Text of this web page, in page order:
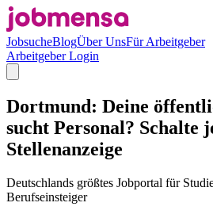
JobsucheBlogÜber UnsFür Arbeitgeber
Arbeitgeber Login
Dortmund: Deine
sucht Personal? Schalte
Stellenanzeige
Deutschlands größtes Jobportal für
Berufseinsteiger